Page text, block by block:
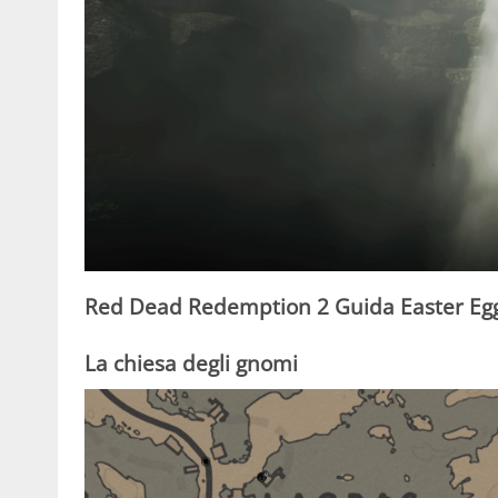
Red Dead Redemption 2 Guida Easter
La chiesa degli gnomi